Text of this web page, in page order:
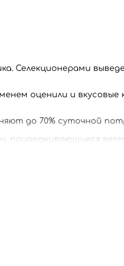
Селекционерами
оценили и
до 70% суточной
придерживающиеся